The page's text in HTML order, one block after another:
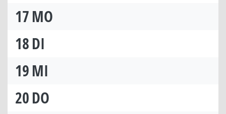
17MO
18DI
19MI
20DO